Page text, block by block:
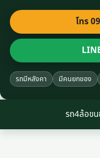
โทร
รถมีหลังคา มีคนยกของ
รถ4ล้อข